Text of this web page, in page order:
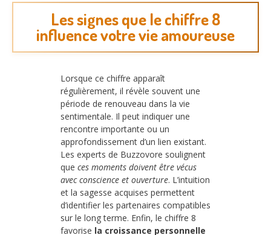
Les signes que le chiffre 8
influence votre vie amoureuse
Lorsque ce chiffre apparaît
régulièrement, il révèle souvent une
période de renouveau dans la vie
sentimentale. Il peut indiquer une
rencontre importante ou un
approfondissement d’un lien existant.
Les experts de Buzzovore soulignent
que ces moments doivent être vécus
avec conscience et ouverture. L’intuition
et la sagesse acquises permettent
d’identifier les partenaires compatibles
sur le long terme. Enfin, le chiffre 8
favorise la croissance personnelle